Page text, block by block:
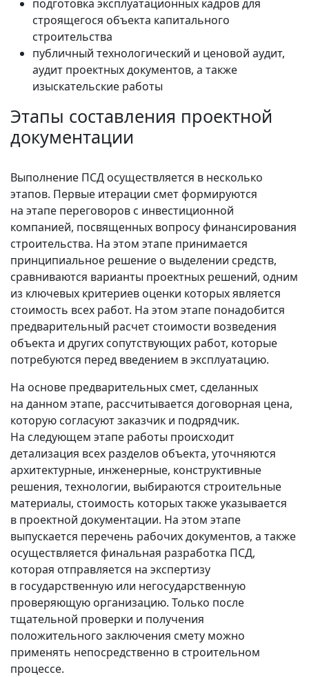
подготовка эксплуатационных кадров для
строящегося объекта капитального
строительства
публичный технологический и ценовой аудит,
аудит проектных документов, а также
изыскательские работы
Этапы составления проектной
документации
Выполнение ПСД осуществляется в несколько
этапов. Первые итерации смет формируются
на этапе переговоров с инвестиционной
компанией, посвященных вопросу финансирования
строительства. На этом этапе принимается
принципиальное решение о выделении средств,
сравниваются варианты проектных решений, одним
из ключевых критериев оценки которых является
стоимость всех работ. На этом этапе понадобится
предварительный расчет стоимости возведения
объекта и других сопутствующих работ, которые
потребуются перед введением в эксплуатацию.
На основе предварительных смет, сделанных
на данном этапе, рассчитывается договорная цена,
которую согласуют заказчик и подрядчик.
На следующем этапе работы происходит
детализация всех разделов объекта, уточняются
архитектурные, инженерные, конструктивные
решения, технологии, выбираются строительные
материалы, стоимость которых также указывается
в проектной документации. На этом этапе
выпускается перечень рабочих документов, а также
осуществляется финальная разработка ПСД,
которая отправляется на экспертизу
в государственную или негосударственную
проверяющую организацию. Только после
тщательной проверки и получения
положительного заключения смету можно
применять непосредственно в строительном
процессе.